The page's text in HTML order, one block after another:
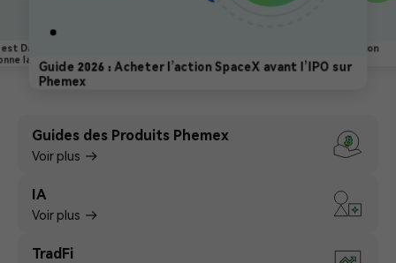
Guide 2026 : Acheter l’action SpaceX avant l’IPO sur
Phemex
Prévision MRVL 2026 : l’IA dope-t-elle l’action
Marvell ?
Dario Amodei ? Le PDG d'Anthropic qui
la course à l'IA
Guides des Produits Phemex
Voir plus
IA
Voir plus
TradFi